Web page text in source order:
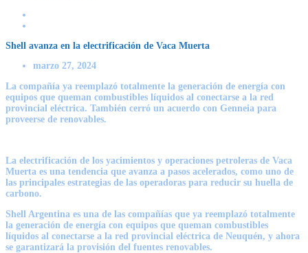
Shell avanza en la electrificación de Vaca Muerta
marzo 27, 2024
La compañía ya reemplazó totalmente la generación de energía con
equipos que queman combustibles líquidos al conectarse a la red
provincial eléctrica. También cerró un acuerdo con Genneia para
proveerse de renovables.
La electrificación de los yacimientos y operaciones petroleras de Vaca
Muerta es una tendencia que avanza a pasos acelerados, como uno de
las principales estrategias de las operadoras para reducir su huella de
carbono.
Shell Argentina es una de las compañías que ya reemplazó totalmente
la generación de energía con equipos que queman combustibles
líquidos al conectarse a la red provincial eléctrica de Neuquén, y ahora
se garantizará la provisión del fuentes renovables.